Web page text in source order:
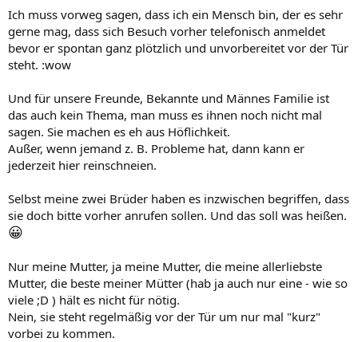
m
Ich muss vorweg sagen, dass ich ein Mensch bin, der es sehr
gerne mag, dass sich Besuch vorher telefonisch anmeldet
bevor er spontan ganz plötzlich und unvorbereitet vor der Tür
steht. :wow
Und für unsere Freunde, Bekannte und Männes Familie ist
das auch kein Thema, man muss es ihnen noch nicht mal
sagen. Sie machen es eh aus Höflichkeit.
Außer, wenn jemand z. B. Probleme hat, dann kann er
jederzeit hier reinschneien.
Selbst meine zwei Brüder haben es inzwischen begriffen, dass
sie doch bitte vorher anrufen sollen. Und das soll was heißen.
😀
Nur meine Mutter, ja meine Mutter, die meine allerliebste
Mutter, die beste meiner Mütter (hab ja auch nur eine - wie so
viele ;D ) hält es nicht für nötig.
Nein, sie steht regelmäßig vor der Tür um nur mal "kurz"
vorbei zu kommen.